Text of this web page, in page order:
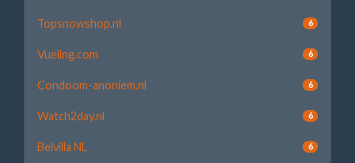
Topsnowshop.nl 6
Vueling.com 6
Condoom-anoniem.nl 6
Watch2day.nl 6
Belvilla NL 6